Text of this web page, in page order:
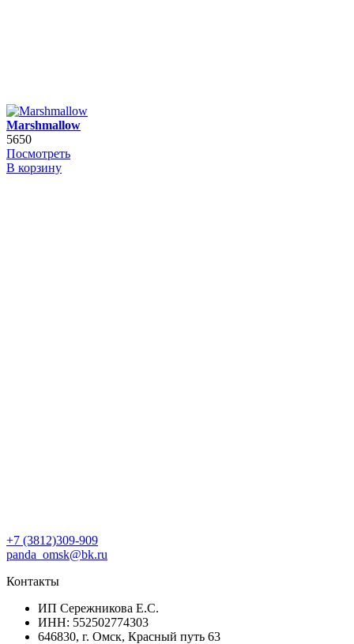
Marshmallow
5650
Посмотреть
В корзину
+7 (3812)309-909
panda_omsk@bk.ru
Контакты
ИП Сережникова Е.С.
ИНН: 552502774303
646830, г. Омск, Красный путь 63